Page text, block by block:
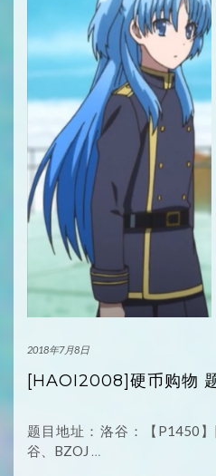
2018年7月8日
[HAOI2008]硬币购物
题目地址：洛谷：【P1450
谷、BZOJ